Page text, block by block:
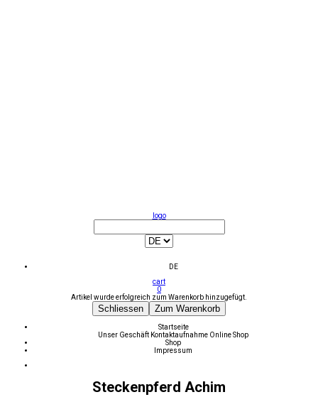
logo
DE
cart
0
Artikel wurde erfolgreich zum Warenkorb hinzugefügt.
Schliessen Zum Warenkorb
Startseite
Unser Geschäft Kontaktaufnahme Online Shop
Shop
Impressum
Steckenpferd Achim